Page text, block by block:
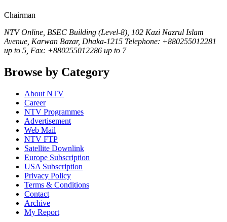
Chairman
NTV Online, BSEC Building (Level-8), 102 Kazi Nazrul Islam
Avenue, Karwan Bazar, Dhaka-1215 Telephone: +880255012281
up to 5, Fax: +880255012286 up to 7
Browse by Category
About NTV
Career
NTV Programmes
Advertisement
Web Mail
NTV FTP
Satellite Downlink
Europe Subscription
USA Subscription
Privacy Policy
Terms & Conditions
Contact
Archive
My Report